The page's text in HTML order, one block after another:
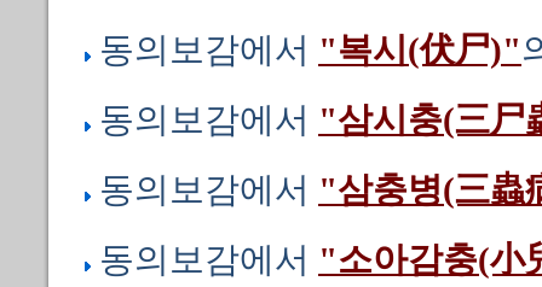
동의보감에서 "복시(伏尸)"
동의보감에서 "삼시충(三尸
동의보감에서 "삼충병(三蟲
동의보감에서 "소아감충(小